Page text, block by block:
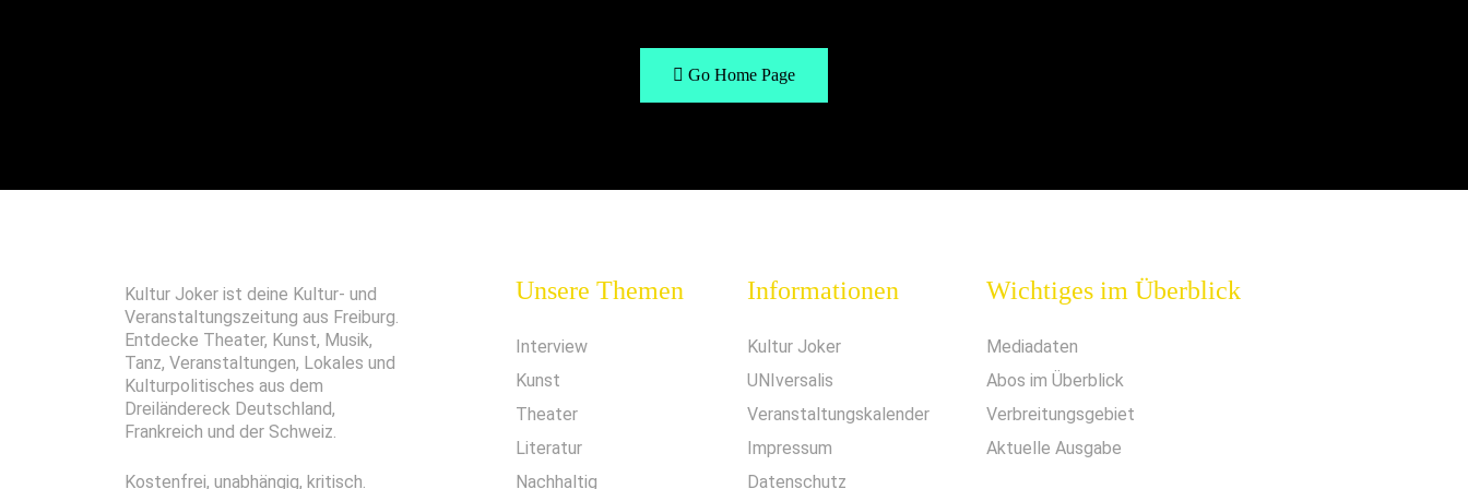
Go Home Page
Kultur Joker ist deine Kultur- und
Veranstaltungszeitung aus Freiburg.
Entdecke Theater, Kunst, Musik,
Tanz, Veranstaltungen, Lokales und
Kulturpolitisches aus dem
Dreiländereck Deutschland,
Frankreich und der Schweiz.
Kostenfrei, unabhängig, kritisch.
Unsere Themen
Interview
Kunst
Theater
Literatur
Nachhaltig
Informationen
Kultur Joker
UNIversalis
Veranstaltungskalender
Impressum
Datenschutz
Wichtiges im Überblick
Mediadaten
Abos im Überblick
Verbreitungsgebiet
Aktuelle Ausgabe